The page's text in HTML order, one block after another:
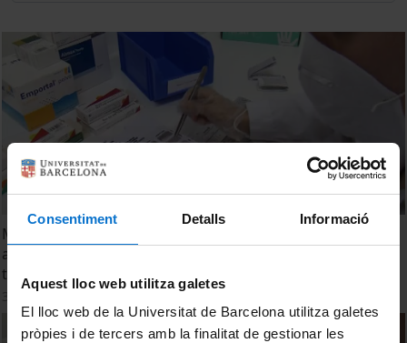
Consentiment Detalls Informació
Aquest lloc web utilitza galetes
El lloc web de la Universitat de Barcelona utilitza galetes
pròpies i de tercers amb la finalitat de gestionar les
Monitored Dosage Systems as a tool for improving
adherence to pharmaceutical treatment and its
therapeutic success
3 maig, 2012